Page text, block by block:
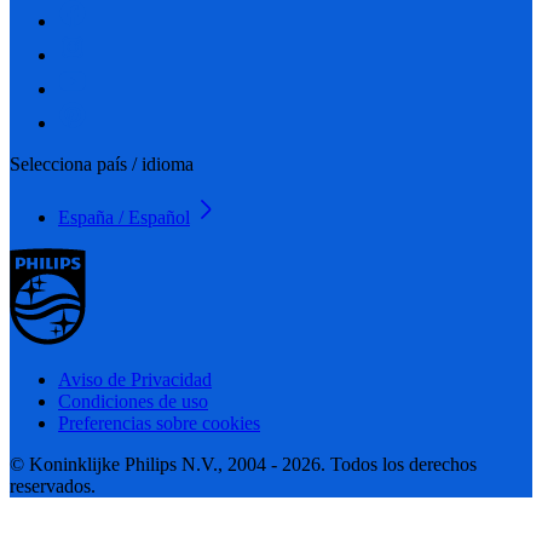
Selecciona país / idioma
España / Español
Aviso de Privacidad
Condiciones de uso
Preferencias sobre cookies
© Koninklijke Philips N.V., 2004 - 2026. Todos los derechos
reservados.